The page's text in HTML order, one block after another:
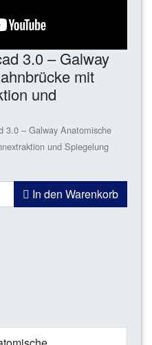
3.0 – Galway
mit
und
3.0 – Galway Anatomische
und Spiegelung
In den Warenkorb